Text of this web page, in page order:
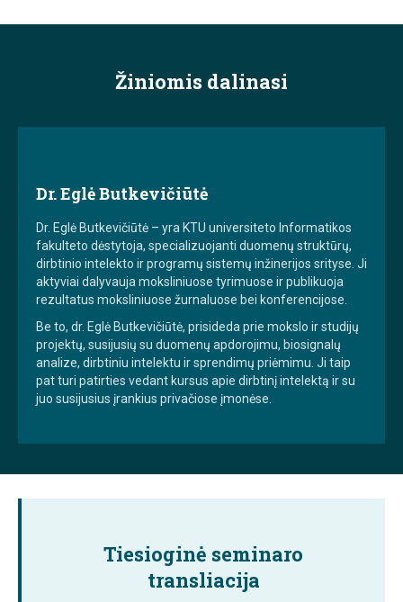
Žiniomis dalinasi
Dr. Eglė Butkevičiūtė
Dr. Eglė Butkevičiūtė – yra KTU universiteto Informatikos
fakulteto dėstytoja, specializuojanti duomenų struktūrų,
dirbtinio intelekto ir programų sistemų inžinerijos srityse. Ji
aktyviai dalyvauja moksliniuose tyrimuose ir publikuoja
rezultatus moksliniuose žurnaluose bei konferencijose.
Be to, dr. Eglė Butkevičiūtė, prisideda prie mokslo ir studijų
projektų, susijusių su duomenų apdorojimu, biosignalų
analize, dirbtiniu intelektu ir sprendimų priėmimu. Ji taip
pat turi patirties vedant kursus apie dirbtinį intelektą ir su
juo susijusius įrankius privačiose įmonėse.
Tiesioginė seminaro
transliacija